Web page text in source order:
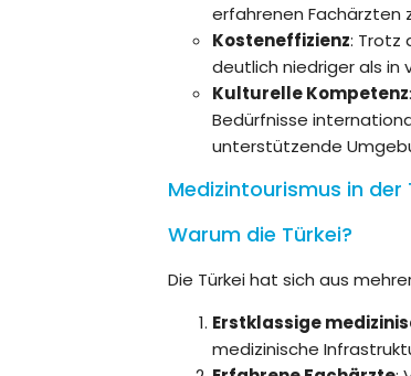
erfahrenen Fachärzten
Kosteneffizienz: Trotz
deutlich niedriger als in
Kulturelle Kompetenz
Bedürfnisse
unterstützende
Medizintourismus in der
Warum die Türkei?
Die Türkei hat sich aus
Erstklassige
medizinische